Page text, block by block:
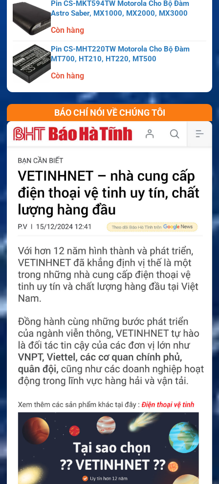
Pin CS-MKT594TW Motorola Cho Bộ Đàm
Astro Saber, MX1000, MX2000, MX3000
Còn hàng
Pin CS-MHT220TW Motorola Cho Bộ Đàm
MT700, HT210, HT220, MT500
Còn hàng
BÁO CHÍ NÓI VỀ CHÚNG TÔI